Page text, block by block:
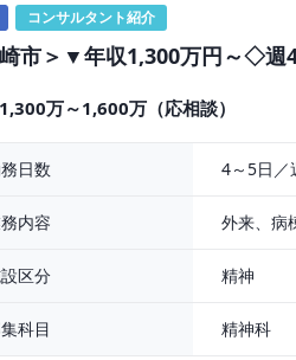
糸リフト
肌育注射
肪溶解注射
給 与】
5日：2,000万円〜
日：1,840万円
験者応相談
上実績によりインセンティブ支給
コンサルタント紹介
市＞▼年収1,300万円～◇週
1,300万～1,600万（応相談）
日数 4～5日／
内容 外来、病
区分 精神
科目 精神科